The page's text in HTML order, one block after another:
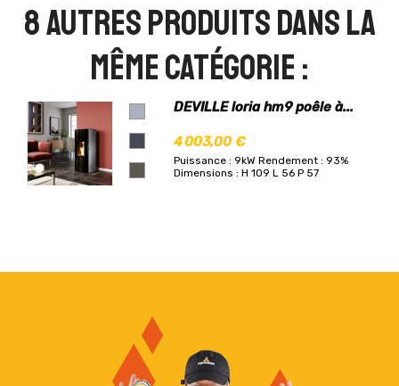
8 autres produits dans la
même catégorie :
DEVILLE loria hm9 poêle à...
4 003,00 €
Puissance : 9kW Rendement : 93%
Dimensions : H 109 L 56 P 57